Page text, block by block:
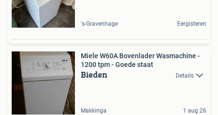
's-Gravenhage Eergisteren
Miele W60A Bovenlader Wasmachine -
1200 tpm - Goede staat
Bieden Details
Makkinga 1 aug 26